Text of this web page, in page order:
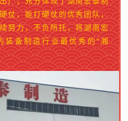
仗，能打硬仗的优秀团队，
努力，不负所托，将湖南宏
装备制造行业最优秀的“湘